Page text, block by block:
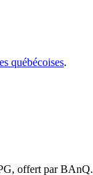
québécoises.
offert par BAnQ.